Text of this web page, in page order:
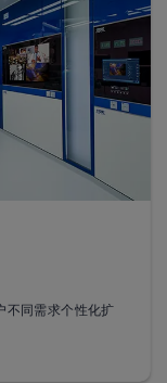
手术及特定的
4K、3D 和荧光
检查的基准。
还专为妇科手
。
血综合征和先
晰地向患者显
查进程和随后
宫颈环形电切
在开放及阴道手
可与经阴道注
镜检查联合使
改善患者术后
内镜培训活动
设备及课程。
不同需求个性化扩